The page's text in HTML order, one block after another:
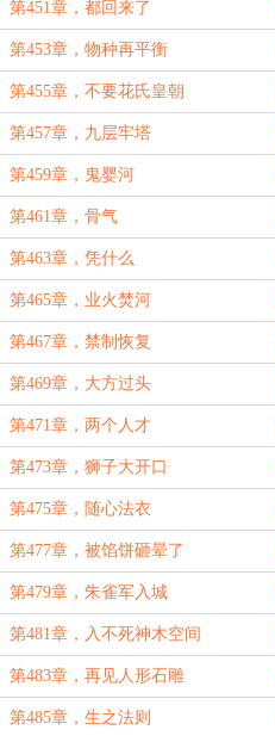
第451章，都回来了
第453章，物种再平衡
第455章，不要花氏皇朝
第457章，九层牢塔
第459章，鬼婴河
第461章，骨气
第463章，凭什么
第465章，业火焚河
第467章，禁制恢复
第469章，大方过头
第471章，两个人才
第473章，狮子大开口
第475章，随心法衣
第477章，被馅饼砸晕了
第479章，朱雀军入城
第481章，入不死神木空间
第483章，再见人形石雕
第485章，生之法则